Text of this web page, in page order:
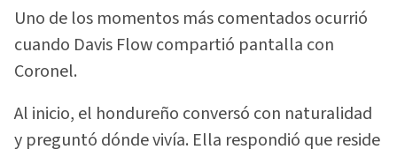
Uno de los momentos más comentados ocurrió
cuando Davis Flow compartió pantalla con
Coronel.
Al inicio, el hondureño conversó con naturalidad
y preguntó dónde vivía. Ella respondió que reside